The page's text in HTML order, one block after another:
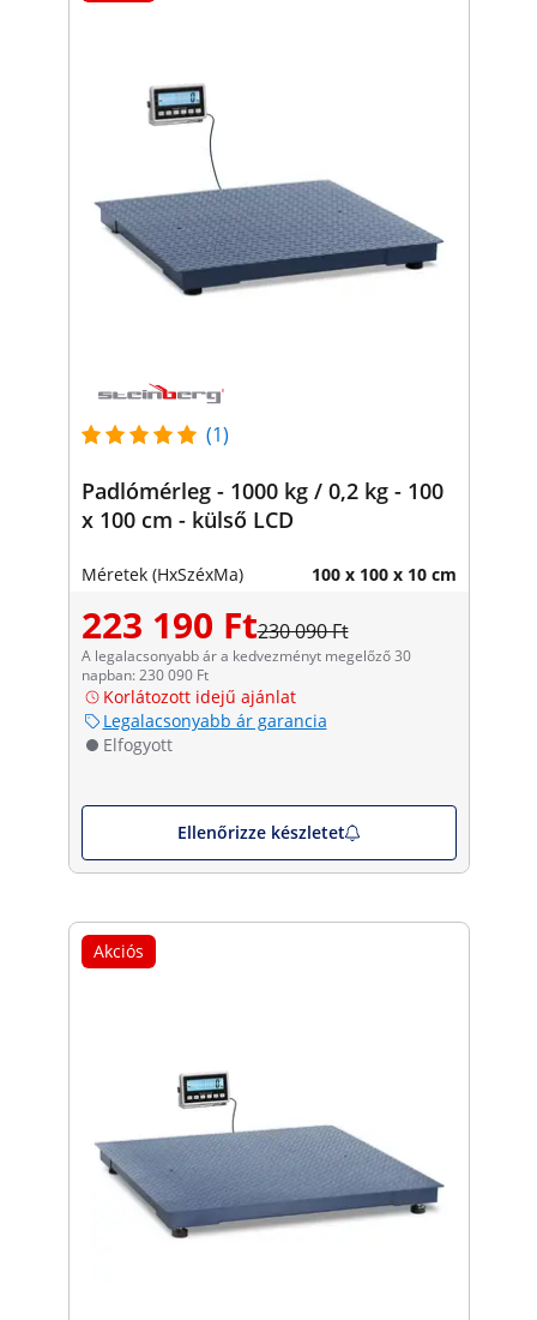
(1)
Padlómérleg - 1000 kg / 0,2 kg - 100
x 100 cm - külső LCD
Méretek (HxSzéxMa) 100 x 100 x 10 cm
223 190 Ft230 090 Ft
A legalacsonyabb ár a kedvezményt megelőző 30
napban: 230 090 Ft
Korlátozott idejű ajánlat
Legalacsonyabb ár garancia
Elfogyott
Ellenőrizze készletet
Akciós